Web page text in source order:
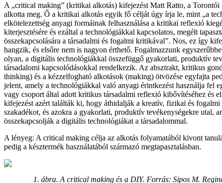
A „critical making” (kritikai alkotás) kifejezést Matt Ratto, a Torontói
alkotta meg. Ő a kritikai alkotás egyik fő célját úgy írja le, mint „a
elkötelezettség anyagi formáinak felhasználása a kritikai reflexió
kiterjesztésére és ezáltal a technológiákkal kapcsolatos, megélt
összekapcsolására a társadalmi és fogalmi kritikával”. Nos, ez így
hangzik, és elsőre nem is nagyon érthető. Fogalmazzunk
olyan, a digitális technológiákkal összefüggő gyakorlati, produktív
társadalomi kapcsolódásokkal rendelkezik. Az absztrakt, kritikus
thinking) és a kézzelfogható alkotások (making) ötvözése egyfajta
jelent, amely a technológiákkal való anyagi érintkezést használja fel
vagy csoport által adott kritikus társadalmi reflexió kibővítéséhez és
kifejezést azért találták ki, hogy áthidalják a kreatív, fizikai és
szakadékot, és azokra a gyakorlati, produktív tevékenységekre utal,
összekapcsolják a digitális technológiákat a társadalommal.
A lényeg: A critical making célja az alkotás folyamatából kivont
pedig a késztermék használatából származó megtapasztalásban.
1. ábra. A critical making és a DIY. Forrás: Sipos M.